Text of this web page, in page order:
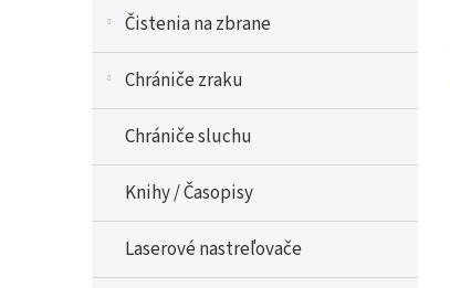
Čistenia na zbrane
Chrániče zraku
Chrániče sluchu
Knihy / Časopisy
Laserové nastreľovače